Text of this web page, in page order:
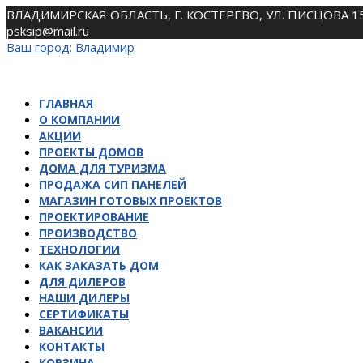
Skip
to
content
ВЛАДИМИРСКАЯ ОБЛАСТЬ, Г. КОСТЕРЕВО, УЛ. ПИСЦОВА
psksip@mail.ru
Ваш город: Владимир
ГЛАВНАЯ
О КОМПАНИИ
АКЦИИ
ПРОЕКТЫ ДОМОВ
ДОМА ДЛЯ ТУРИЗМА
ПРОДАЖА СИП ПАНЕЛЕЙ
МАГАЗИН ГОТОВЫХ ПРОЕКТОВ
ПРОЕКТИРОВАНИЕ
ПРОИЗВОДСТВО
ТЕХНОЛОГИИ
КАК ЗАКАЗАТЬ ДОМ
ДЛЯ ДИЛЕРОВ
НАШИ ДИЛЕРЫ
СЕРТИФИКАТЫ
ВАКАНСИИ
КОНТАКТЫ